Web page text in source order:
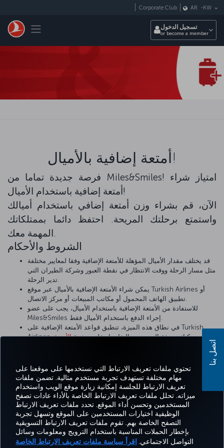
تحتوي ملفات تعريف الارتباط التي نستخدمها على موقعنا على
مهام مختلفة تستهدف تجربة مستخدم مثالية. تضمن ملفات
تعريف الارتباط للجلسة إمكانية زيارة موقع الويب واستخدام
ميزاته. تحلل ملفات تعريف الارتباط الخاصة بالأداء عادات تصفح
المستخدمين وتحسن أداء الموقع. تحدد ملفات تعريف الارتباط
الوظيفية اختيارات المستخدمين على الموقع وتسهل تجربة
التصفح الخاصة بهم. تقوم ملفات تعريف الارتباط التسويقية
بإخطار الحملات المناسبة باستخدام الترويج ومعلومات وسائل
التواصل الاجتماعي. اقرأ سياسة ملفات تعريف الارتباط الخاصة
Toggle navigation
Corporate Club AR - KW
تسجيل الدخول
or become a member
أمتعة إضافية بالأميال!
فرصة جديدة تماما من Miles&Smiles! امتياز شراء
أمتعة إضافية باستخدام الأميال!
الآن، قم بشراء وزن أمتعة إضافي باستخدام أميالك
واستمتع برحلتك المريحة. احتفظ دائما بممتلكاتك
المهمة معك.
الشروط والأحكام
قد يختلف مقدار الأميال المؤهلة للأمتعة الإضافية وفقا لمعايير مختلفة
مثل مسار الرحلة ووقت الانتظار في نقطة العبور وشركة الطيران التي
تدير الرحلة.
يمكن شراء الأمتعة الإضافية بالأميال عبر موقع Turkish Airlines أو
تطبيق الهاتف المحمول أو مكاتب المبيعات أو مركز الاتصال.
للاستفادة من الأمتعة الإضافية باستخدام الأميال، يجب على عضو
Miles&Smiles إجراء الدفع باستخدام الأميال فقط.
في نطاق هذه الميزة، تنطبق قواعد الأمتعة الإضافية على Turkish
Airlines، ويمكنك معرفة المزيد من التفاصيل على صفحةالأمتعة
Facebook
TwitterInstagram
YouTubeLinkedIn
تيك توك
BlogPinterest
الحجز
والإدارة
خبرة
العروض
والوجهات
مساعدة MILES&SMILES
CORPORATE
CLUB
اتصل بنا